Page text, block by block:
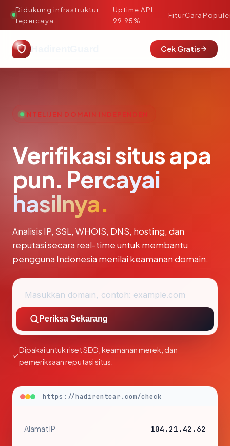
Didukung infrastruktur
tepercaya
·
Uptime API:
99.95%
FiturCara
Cek Gratis
INTELIJEN DOMAIN INDEPENDEN
Verifikasi situs apa
pun. Percayai
hasilnya.
Analisis IP, SSL, WHOIS, DNS, hosting, dan
reputasi secara real-time untuk membantu
pengguna Indonesia menilai keamanan domain.
Periksa Sekarang
Dipakai untuk riset SEO, keamanan merek, dan
pemeriksaan reputasi situs.
https://hadirentcar.com/check
Alamat IP 104.21.42.62